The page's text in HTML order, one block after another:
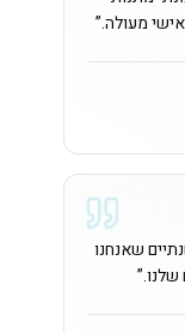
מעולה.”
שאנחנו
”